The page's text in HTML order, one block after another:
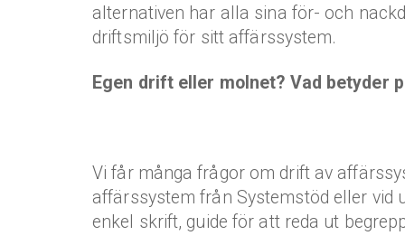
alternativen har alla sina för- och
driftsmiljö för sitt affärssystem.
Egen drift eller molnet? Vad betyder
Vi får många frågor om drift av
affärssystem från Systemstöd eller vid
enkel skrift, guide för att reda ut